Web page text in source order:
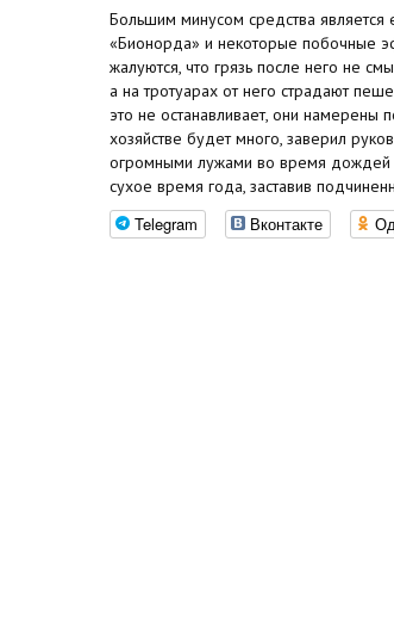
Большим минусом средства является
«Бионорда» и некоторые побочные
жалуются, что грязь после него не
а на тротуарах от него страдают
это не останавливает, они намерены
хозяйстве будет много, заверил
огромными лужами во время
сухое время года, заставив
Telegram Вконтакте